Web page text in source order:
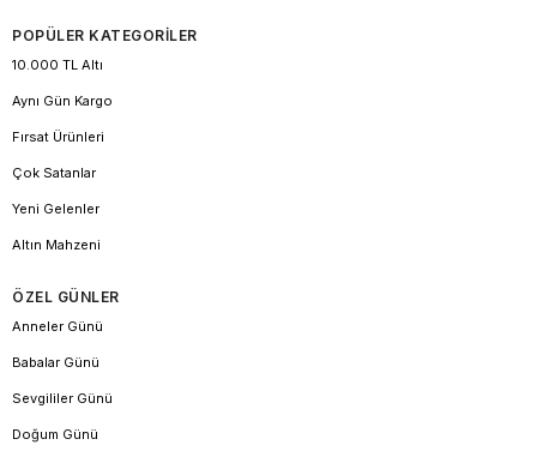
POPÜLER KATEGORİLER
10.000 TL Altı
Aynı Gün Kargo
Fırsat Ürünleri
Çok Satanlar
Yeni Gelenler
Altın Mahzeni
ÖZEL GÜNLER
Anneler Günü
Babalar Günü
Sevgililer Günü
Doğum Günü